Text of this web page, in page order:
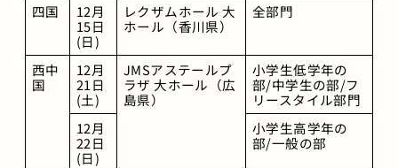
四国
12月
15日
(日)
レクザムホール 大
ホール（香川県）
全部門
西中
国
12月
21日
(土)
JMSアステールプ
ラザ 大ホール（広
島県）
小学生低学年の
部/中学生の部/フ
リースタイル部門
12月
22日
(日)
小学生高学年の
部/一般の部